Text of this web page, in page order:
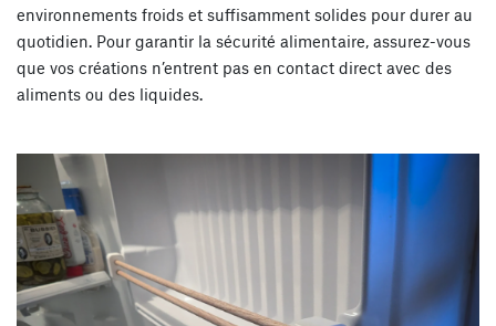
environnements froids et suffisamment solides pour durer au
quotidien. Pour garantir la sécurité alimentaire, assurez-vous
que vos créations n’entrent pas en contact direct avec des
aliments ou des liquides.